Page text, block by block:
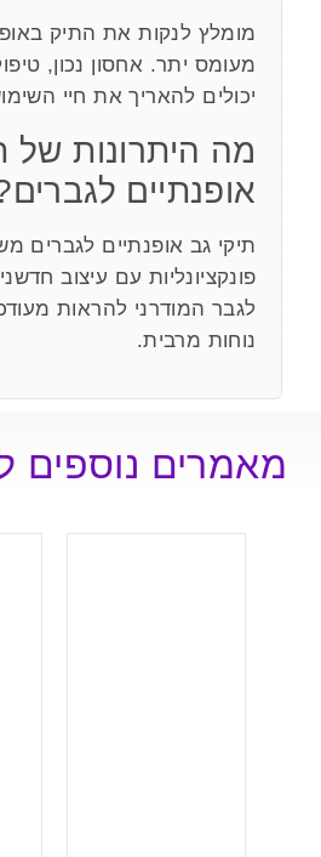
מומלץ לנקות את התיק
מעומס יתר. אחסון נכון,
יכולים להאריך את חיי
מה היתרונות של
אופנתיים
תיקי גב אופנתיים לגברים
פונקציונליות עם עיצוב
לגבר המודרני להראות
נוחות מרבית.
מאמרים נוספים